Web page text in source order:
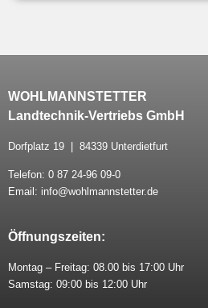
WOHLMANNSTETTER
Landtechnik-Vertriebs GmbH
Dorfplatz 19 | 84339 Unterdietfurt
Telefon: 0 87 24-96 09-0
Email: info@wohlmannstetter.de
Öffnungszeiten:
Montag – Freitag: 08.00 bis 17:00 Uhr
Samstag: 09:00 bis 12:00 Uhr